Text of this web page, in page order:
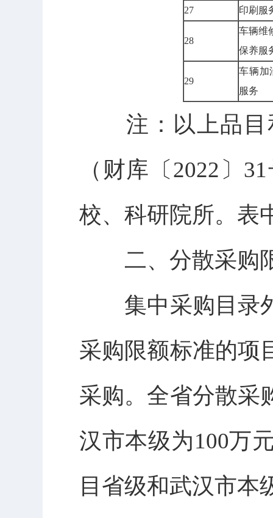
27 印刷服
28
车辆维
保养服
29
车辆加
服务
注：以上品
（财库〔2022〕
校、科研院所。表
二、分散采购
集中采购目录
采购限额标准的项
采购。全省分散采
汉市本级为100万
目省级和武汉市本